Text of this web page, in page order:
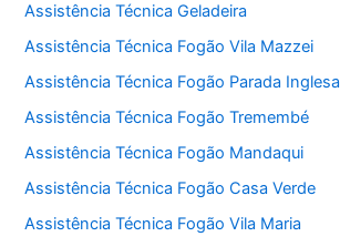
Assistência Técnica Geladeira
Assistência Técnica Fogão Vila Mazzei
Assistência Técnica Fogão Parada Inglesa
Assistência Técnica Fogão Tremembé
Assistência Técnica Fogão Mandaqui
Assistência Técnica Fogão Casa Verde
Assistência Técnica Fogão Vila Maria